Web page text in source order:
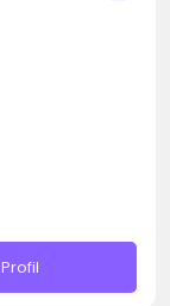
Profil